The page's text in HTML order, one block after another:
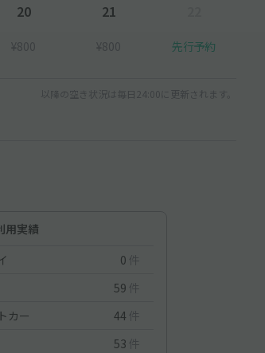
20
¥800
21
¥800 先行予約
以降の空き状況は毎日24:00に更新されます。
用実績
0 件
59 件
カー
44 件
53 件